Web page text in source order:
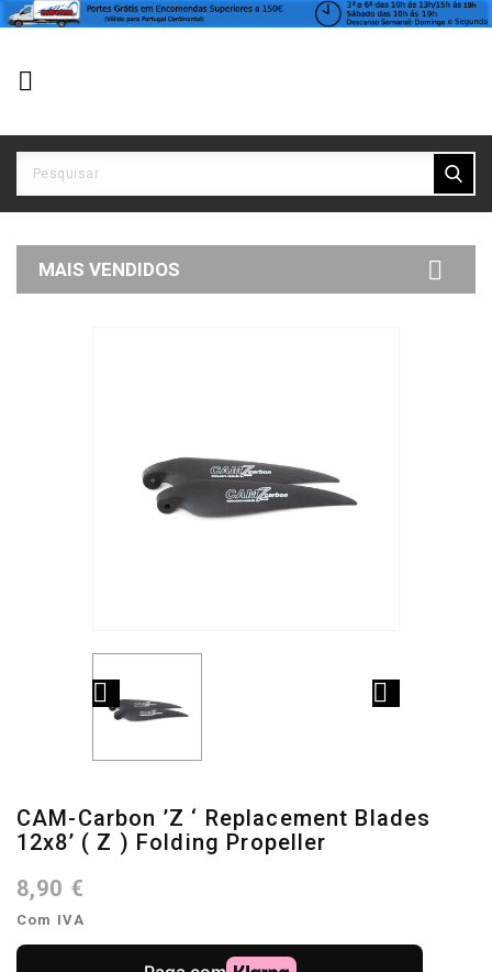

MAIS VENDIDOS 
 
CAM-Carbon ’Z ‘ Replacement Blades
12x8’ ( Z ) Folding Propeller
8,90 €
Com IVA